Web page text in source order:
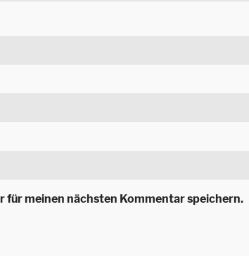
für meinen nächsten Kommentar speichern.